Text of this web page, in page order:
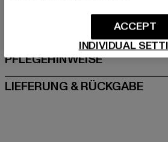
GRÖSSE & PASSFORM
PFLEGEHINWEISE
LIEFERUNG & RÜCKGABE
INDIVIDUAL
ACCEPT